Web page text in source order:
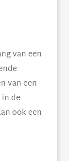
van een
van een
de
ook een